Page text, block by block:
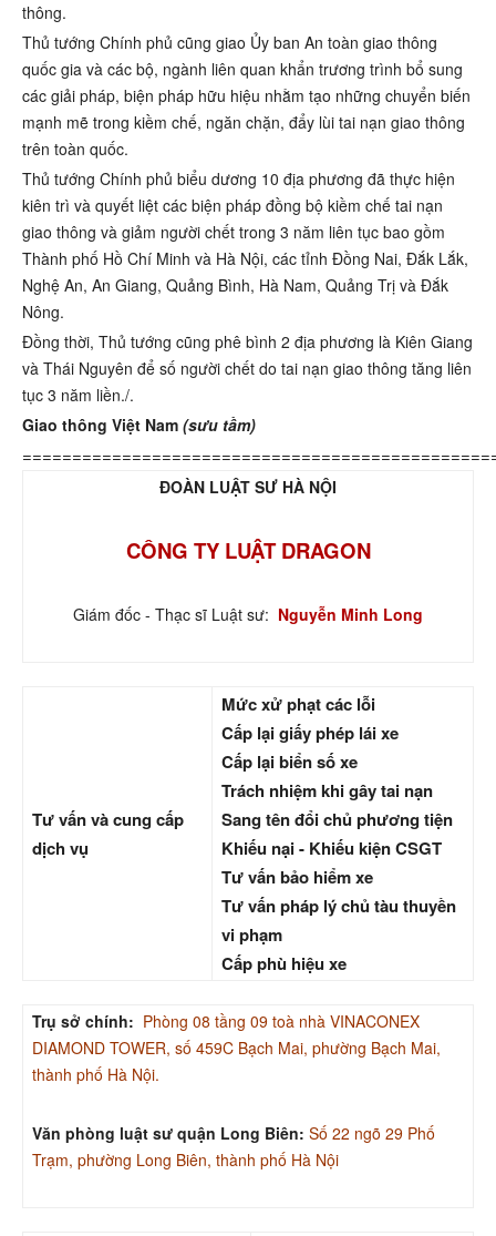
thông.
Thủ tướng Chính phủ cũng giao Ủy ban An toàn giao thông
quốc gia và các bộ, ngành liên quan khẩn trương trình bổ sung
các giải pháp, biện pháp hữu hiệu nhằm tạo những chuyển biến
mạnh mẽ trong kiềm chế, ngăn chặn, đẩy lùi tai nạn giao thông
trên toàn quốc.
Thủ tướng Chính phủ biểu dương 10 địa phương đã thực hiện
kiên trì và quyết liệt các biện pháp đồng bộ kiềm chế tai nạn
giao thông và giảm người chết trong 3 năm liên tục bao gồm
Thành phố Hồ Chí Minh và Hà Nội, các tỉnh Đồng Nai, Đắk Lắk,
Nghệ An, An Giang, Quảng Bình, Hà Nam, Quảng Trị và Đắk
Nông.
Đồng thời, Thủ tướng cũng phê bình 2 địa phương là Kiên Giang
và Thái Nguyên để số người chết do tai nạn giao thông tăng liên
tục 3 năm liền./.
Giao thông Việt Nam (sưu tầm)
ĐOÀN LUẬT SƯ HÀ NỘI
CÔNG TY LUẬT DRAGON
Giám đốc - Thạc sĩ Luật sư: Nguyễn Minh Long
Tư vấn và cung cấp
dịch vụ
Mức xử phạt các lỗi
Cấp lại giấy phép lái xe
Cấp lại biển số xe
Trách nhiệm khi gây tai nạn
Sang tên đổi chủ phương tiện
Khiếu nại - Khiếu kiện CSGT
Tư vấn bảo hiểm xe
Tư vấn pháp lý chủ tàu thuyền
vi phạm
Cấp phù hiệu xe
Trụ sở chính: Phòng 08 tầng 09 toà nhà VINACONEX
DIAMOND TOWER, số 459C Bạch Mai, phường Bạch Mai,
thành phố Hà Nội.
Văn phòng luật sư quận Long Biên: Số 22 ngõ 29 Phố
Trạm, phường Long Biên, thành phố Hà Nội